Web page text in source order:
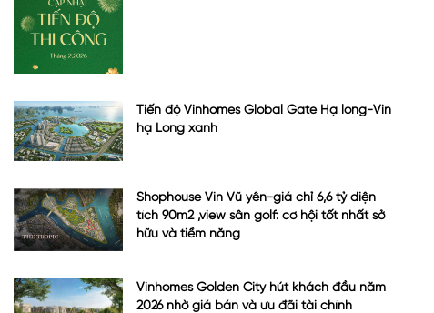
Tiến độ Vinhomes Global Gate Hạ long-Vin
hạ Long xanh
Shophouse Vin Vũ yên-giá chỉ 6,6 tỷ diện
tích 90m2 ,view sân golf: cơ hội tốt nhất sở
hữu và tiềm năng
Vinhomes Golden City hút khách đầu năm
2026 nhờ giá bán và ưu đãi tài chính